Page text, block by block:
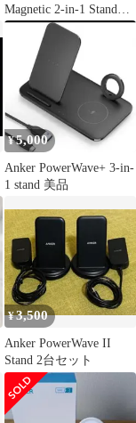
Magnetic 2-in-1 Stand
訳有
¥5,000
Anker PowerWave+ 3-in-
1 stand 美品
¥3,500
Anker PowerWave II
Stand 2台セット